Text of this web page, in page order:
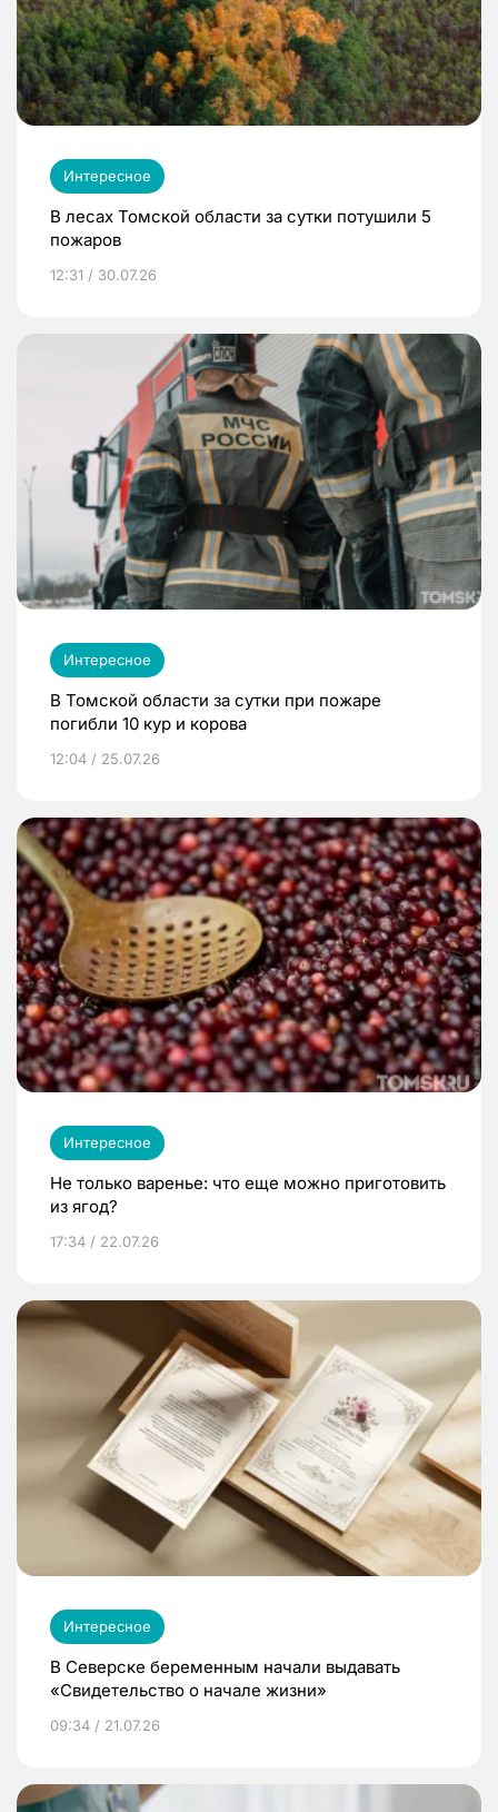
Интересное
В лесах Томской области за сутки потушили 5
пожаров
12:31 / 30.07.26
Интересное
В Томской области за сутки при пожаре
погибли 10 кур и корова
12:04 / 25.07.26
Интересное
Не только варенье: что еще можно приготовить
из ягод?
17:34 / 22.07.26
Интересное
В Северске беременным начали выдавать
«Свидетельство о начале жизни»
09:34 / 21.07.26